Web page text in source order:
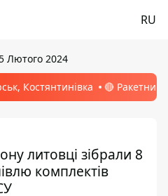
RU
Лютого 2024
Костянтинівка 🔴 Ракетний
литовці зібрали 8
комплектів